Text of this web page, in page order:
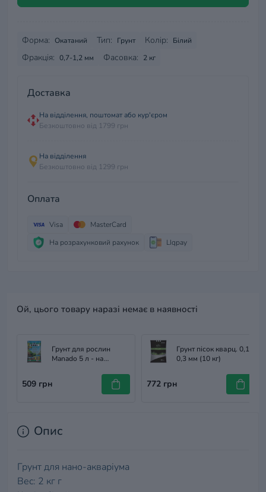
Форма: Окатаний Тип: Грунт Колір: Білий
Фракція: 0,7-1,2 мм Фасовка: 2 кг
Доставка
На відділення, поштомат або кур'єром
Безкоштовно від 1799 грн
На відділення
Безкоштовно від 1299 грн
Оплата
Visa
MasterCard
На розрахунковий рахунок
LIqpay
Ой, цього товару наразі немає в наявності
Грунт для рослин
Manado 5 л - на
509 грн
Грунт пісок кварц. 0,1-
0,3 мм (10 кг)
772 грн
Опис
Грунт для нано-акваріума
Вес: 2 кг г